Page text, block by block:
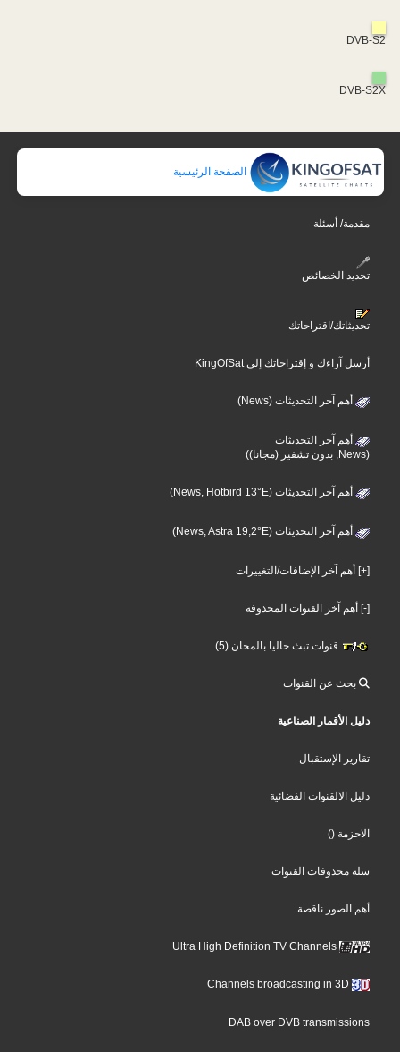
DVB-S2
DVB-S2X
الصفحة الرئيسية
مقدمة/ أسئلة
تحديد الخصائص
تحديثاتك/اقتراحاتك
أرسل آراءك و إقتراحاتك إلى KingOfSat
أهم آخر التحديثات (News)
أهم آخر التحديثات
(News, بدون تشفير (مجانا))
أهم آخر التحديثات (News, Hotbird 13°E)
أهم آخر التحديثات (News, Astra 19,2°E)
[+] أهم آخر الإضافات/التغييرات
[-] أهم آخر القنوات المحذوفة
قنوات تبث حاليا بالمجان (5)
بحث عن القنوات
دليل الأقمار الصناعية
تقارير الإستقبال
دليل الالقنوات الفضائية
الاحزمة ()
سلة محذوفات القنوات
أهم الصور ناقصة
Ultra High Definition TV Channels
DAB over DVB transmissions